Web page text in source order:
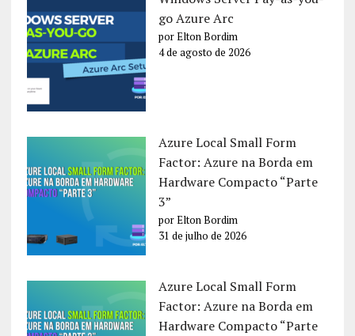
go Azure Arc
por Elton Bordim
4 de agosto de 2026
Azure Local Small Form
Factor: Azure na Borda em
Hardware Compacto “Parte
3”
por Elton Bordim
31 de julho de 2026
Azure Local Small Form
Factor: Azure na Borda em
Hardware Compacto “Parte